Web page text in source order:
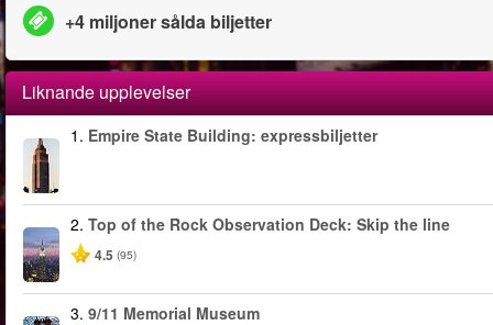
+4 miljoner sålda biljetter
Liknande upplevelser
1. Empire State Building: expressbiljetter
2. Top of the Rock Observation Deck: Skip the line
4.5 (95)
3. 9/11 Memorial Museum